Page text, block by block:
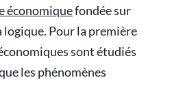
économiquefondée sur
logique. Pour la première
sont étudiés
les phénomènes